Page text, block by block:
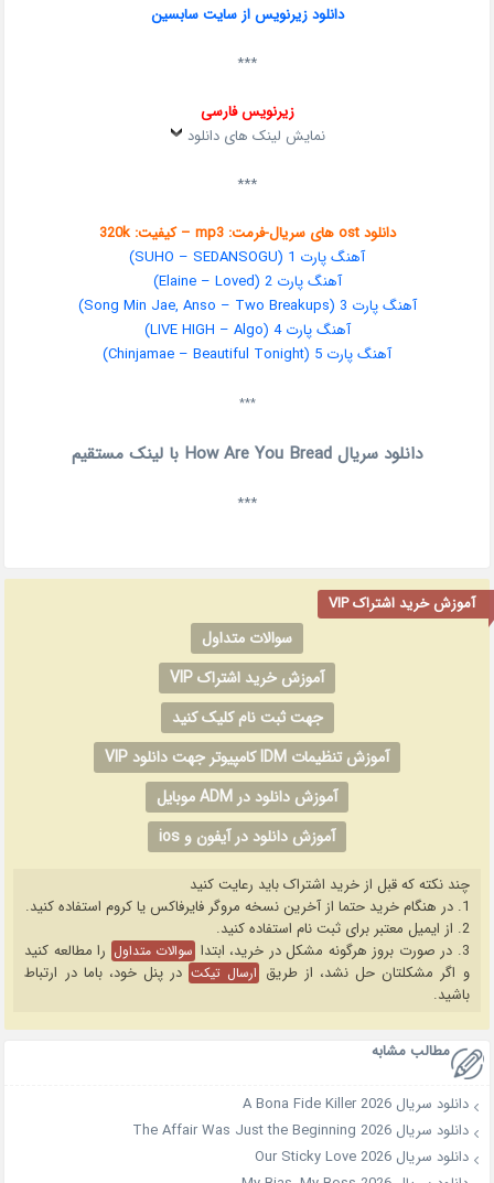
دانلود زیرنویس از سایت سابسین
***
زیرنویس فارسی
نمایش لینک های دانلود
***
دانلود ost های سریال-فرمت: mp3 – کیفیت: 320k
آهنگ پارت 1 (SUHO – SEDANSOGU)
آهنگ پارت 2 (Elaine – Loved)
آهنگ پارت 3 (Song Min Jae, Anso – Two Breakups)
آهنگ پارت 4 (LIVE HIGH – Algo)
آهنگ پارت 5 (Chinjamae – Beautiful Tonight)
***
دانلود سریال How Are You Bread با لینک مستقیم
***
آموزش خرید اشتراک VIP
سوالات متداول
آموزش خرید اشتراک VIP
جهت ثبت نام کلیک کنید
آموزش تنظیمات IDM کامپیوتر جهت دانلود VIP
آموزش دانلود در ADM موبایل
آموزش دانلود در آیفون و ios
چند نکته که قبل از خرید اشتراک باید رعایت کنید
1. در هنگام خرید حتما از آخرین نسخه مروگر فایرفاکس یا کروم استفاده کنید.
2. از ایمیل معتبر برای ثبت نام استفاده کنید.
3. در صورت بروز هرگونه مشکل در خرید، ابتدا
سوالات متداول را مطالعه کنید
و اگر مشکلتان حل نشد، از طریق ارسال تیکت در پنل خود، باما در ارتباط
باشید.
مطالب مشابه
دانلود سریال A Bona Fide Killer 2026
دانلود سریال The Affair Was Just the Beginning 2026
دانلود سریال Our Sticky Love 2026